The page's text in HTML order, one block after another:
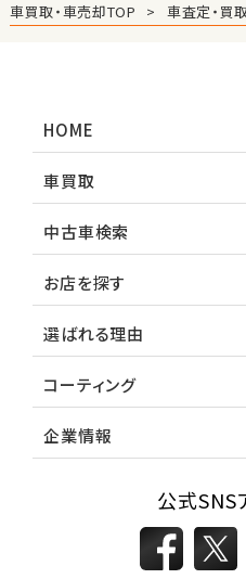
車買取・車売却TOP 車査定・買
HOME
車買取
中古車検索
お店を探す
選ばれる理由
コーティング
企業情報
公式SNS